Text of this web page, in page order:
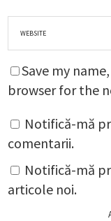
Save my
browser for the
Notifică-mă
comentarii.
Notifică-mă
articole noi.